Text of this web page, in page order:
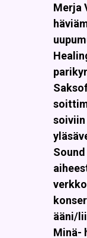
Merja
ääni/
Minä-